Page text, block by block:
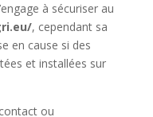
à sécuriser au
, cependant sa
en cause si des
et installées sur
ou